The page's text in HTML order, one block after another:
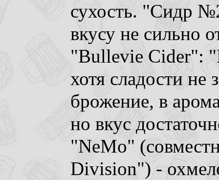
сухость. "Сидр
вкусу не сильно
"Bullevie Cider":
хотя сладости не
брожение, в
но вкус
"NeMo"
Division") -